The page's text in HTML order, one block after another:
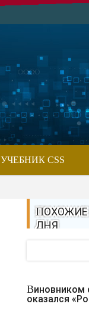
УЧЕБНИК CSS
ПОХОЖИЕ НОВОСТИ
ДНЯ
Виновником сбоя в Рунете
оказался